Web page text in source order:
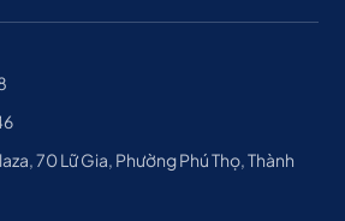
70 Lữ Gia, Phường Phú Thọ, Thành